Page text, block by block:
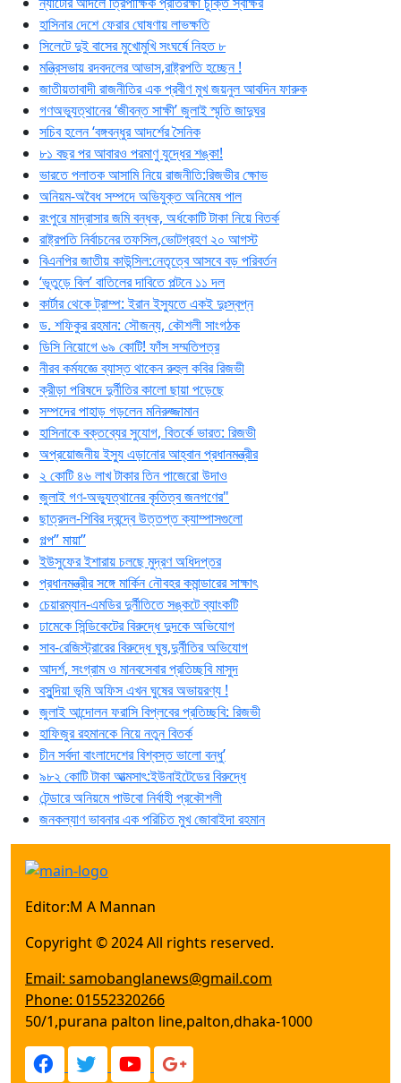
হাসিনার দেশে ফেরার ঘোষণায় লাভক্ষতি
সিলেটে দুই বাসের মুখোমুখি সংঘর্ষে নিহত ৮
মন্ত্রিসভায় রদবদলের আভাস,রাষ্ট্রপতি হচ্ছেন !
জাতীয়তাবাদী রাজনীতির এক প্রবীণ মুখ জয়নুল আবদিন ফারুক
গণঅভ্যুত্থানের ‘জীবন্ত সাক্ষী’ জুলাই স্মৃতি জাদুঘর
সচিব হলেন ‘বঙ্গবন্ধুর আদর্শের সৈনিক
৮১ বছর পর আবারও পরমাণু যুদ্ধের শঙ্কা!
ভারতে পলাতক আসামি নিয়ে রাজনীতি:রিজভীর ক্ষোভ
অনিয়ম-অবৈধ সম্পদে অভিযুক্ত অনিমেষ পাল
রংপুরে মাদ্রাসার জমি বন্ধক, অর্ধকোটি টাকা নিয়ে বিতর্ক
রাষ্ট্রপতি নির্বাচনের তফসিল,ভোটগ্রহণ ২০ আগস্ট
বিএনপির জাতীয় কাউন্সিল:নেতৃত্বে আসবে বড় পরিবর্তন
‘ভূতুড়ে বিল’ বাতিলের দাবিতে পল্টনে ১১ দল
কার্টার থেকে ট্রাম্প: ইরান ইস্যুতে একই দুঃস্বপ্ন
ড. শফিকুর রহমান: সৌজন্য, কৌশলী সাংগঠক
ডিসি নিয়োগে ৬৯ কোটি! ফাঁস সম্মতিপত্র
নীরব কর্মযজ্ঞে ব্যাস্ত থাকেন রুহুল কবির রিজভী
ক্রীড়া পরিষদে দুর্নীতির কালো ছায়া পড়েছে
সম্পদের পাহাড় গড়লেন মনিরুজ্জামান
হাসিনাকে বক্তব্যের সুযোগ, বিতর্কে ভারত: রিজভী
অপ্রয়োজনীয় ইস্যু এড়ানোর আহ্বান প্রধানমন্ত্রীর
২ কোটি ৪৬ লাখ টাকার তিন পাজেরো উদাও
জুলাই গণ-অভ্যুত্থানের কৃতিত্ব জনগণের"
ছাত্রদল-শিবির দ্বন্দ্বে উত্তপ্ত ক্যাম্পাসগুলো
গল্প” মায়া”
ইউসুফের ইশারায় চলছে মুদ্রণ অধিদপ্তর
প্রধানমন্ত্রীর সঙ্গে মার্কিন নৌবহর কমান্ডারের সাক্ষাৎ
চেয়ারম্যান-এমডির দুর্নীতিতে সঙ্কটে ব্যাংকটি
ঢামেকে সিন্ডিকেটের বিরুদ্ধে দুদকে অভিযোগ
সাব-রেজিস্ট্রারের বিরুদ্ধে ঘুষ,দুর্নীতির অভিযোগ
আদর্শ, সংগ্রাম ও মানবসেবার প্রতিচ্ছবি মাসুদ
বসুন্দিয়া ভূমি অফিস এখন ঘুষের অভায়রণ্য !
জুলাই আন্দোলন ফরাসি বিপ্লবের প্রতিচ্ছবি: রিজভী
হাফিজুর রহমানকে নিয়ে নতুন বিতর্ক
চীন সর্বদা বাংলাদেশের বিশ্বস্ত ভালো বন্ধু’
৯৮২ কোটি টাকা আত্মসাৎ:ইউনাইটেডের বিরুদ্ধে
টেন্ডারে অনিয়মে পাউবো নির্বাহী প্রকৌশলী
জনকল্যাণ ভাবনার এক পরিচিত মুখ জোবাইদা রহমান
Editor:M A Mannan
Copyright © 2024 All rights reserved.
Email: samobanglanews@gmail.com
Phone: 01552320266
50/1,purana palton line,palton,dhaka-1000